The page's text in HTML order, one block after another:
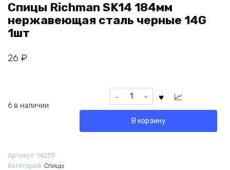
Спицы Richman SK14 184мм
нержавеющая сталь черные 14G
1шт
26 ₽
6 в наличии
Количество
товара
RichmanВ корзину
Артикул: 14259
Категория: Спицы